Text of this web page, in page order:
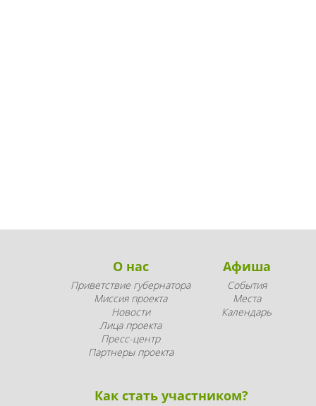
О нас
Приветствие губернатора
Миссия проекта
Новости
Лица проекта
Пресс-центр
Партнеры проекта
Афиша
События
Места
Календарь
Как стать участником?